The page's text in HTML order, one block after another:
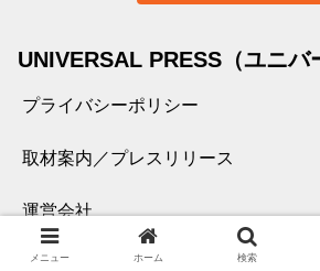
UNIVERSAL PRESS（ユニバ
プライバシーポリシー
取材案内／プレスリリース
運営会社
メニュー ホーム 検索